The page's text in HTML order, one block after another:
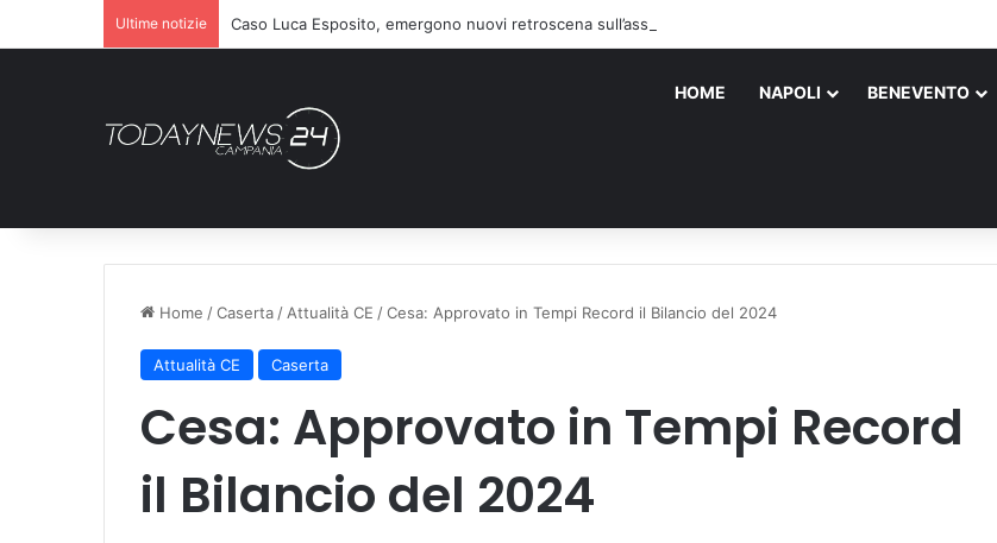
Ultime notizie Caso Luca Esposito, emergono nuovi retroscena sull’assassino
HOME NAPOLI BENEVENTO
Home /Caserta / Attualità CE /Cesa: Approvato in Tempi Record il Bilancio del 2024
Attualità CE Caserta
Cesa: Approvato in Tempi Record
il Bilancio del 2024